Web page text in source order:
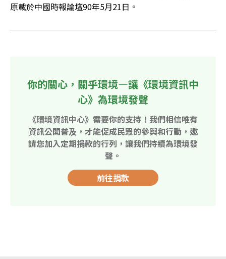
原載於中國時報論壇90年5月21日。
你的關心，關乎環境—讓《環境資訊中
心》為環境發聲
《環境資訊中心》需要你的支持！我們相信唯有
資訊公開普及，才能促成民眾的參與和行動，邀
請您加入定期捐款的行列，讓我們持續為環境發
聲。
前往捐款